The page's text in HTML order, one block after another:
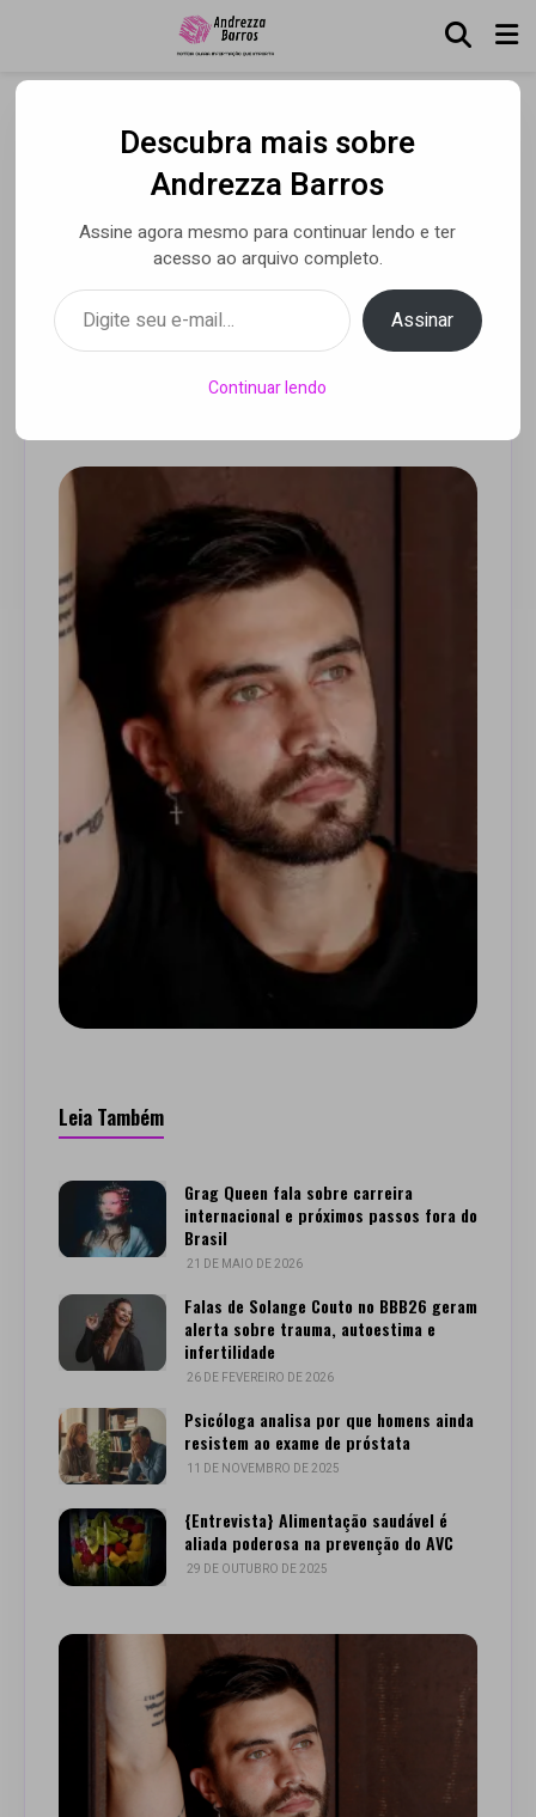
Mitt Yamada prepara
novidades para 2021,
sendo um deles o musical
inspirado em Legião
Urbana
Leia Também
Grag Queen fala sobre carreira
internacional e próximos passos fora do
Brasil
21 DE MAIO DE 2026
Falas de Solange Couto no BBB26 geram
alerta sobre trauma, autoestima e
infertilidade
26 DE FEVEREIRO DE 2026
Psicóloga analisa por que homens ainda
resistem ao exame de próstata
11 DE NOVEMBRO DE 2025
{Entrevista} Alimentação saudável é
aliada poderosa na prevenção do AVC
29 DE OUTUBRO DE 2025
Descubra mais sobre
Andrezza Barros
Assine agora mesmo para continuar lendo e ter
acesso ao arquivo completo.
Digite seu e-mail…
Assinar
Continuar lendo